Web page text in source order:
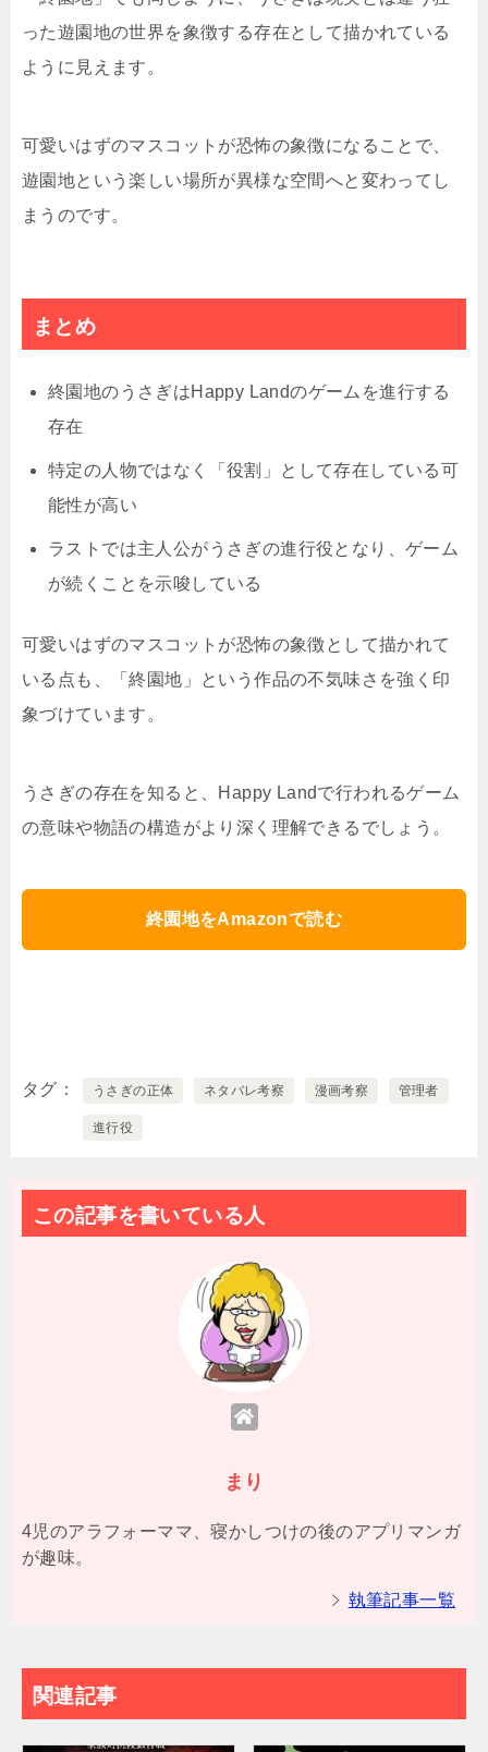
った遊園地の世界を象徴する存在として描かれている
ように見えます。
可愛いはずのマスコットが恐怖の象徴になることで、
遊園地という楽しい場所が異様な空間へと変わってし
まうのです。
まとめ
終園地のうさぎはHappy Landのゲームを進行する
存在
特定の人物ではなく「役割」として存在している可
能性が高い
ラストでは主人公がうさぎの進行役となり、ゲーム
が続くことを示唆している
可愛いはずのマスコットが恐怖の象徴として描かれて
いる点も、「終園地」という作品の不気味さを強く印
象づけています。
うさぎの存在を知ると、Happy Landで行われるゲーム
の意味や物語の構造がより深く理解できるでしょう。
終園地をAmazonで読む
タグ うさぎの正体 ネタバレ考察 漫画考察 管理者
進行役
この記事を書いている人
まり
4児のアラフォーママ、寝かしつけの後のアプリマンガ
が趣味。
執筆記事一覧
関連記事